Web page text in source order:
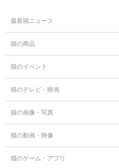
最新猫ニュース
猫の商品
猫のイベント
猫のテレビ・映画
猫の画像・写真
猫の動画・映像
猫のゲーム・アプリ